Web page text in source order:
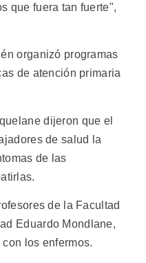
que fuera tan fuerte",
organizó programas
de atención primaria
dijeron que el
de salud la
de las
de la Facultad
Eduardo Mondlane,
los enfermos.